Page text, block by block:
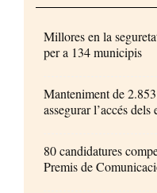
Millores en la
per a 134 municipis
Manteniment de
assegurar l’accés
80 candidatures
Premis de